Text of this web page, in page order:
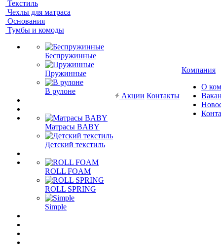
Текстиль
Чехлы для матраса
Основания
Тумбы и комоды
Беспружинные
Пружинные
В рулоне
Матрасы BABY
Детский текстиль
ROLL FOAM
ROLL SPRING
Simple
Акции Контакты
Компания
О